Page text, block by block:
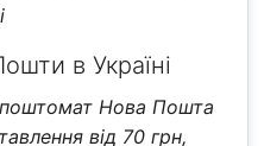
в Україні
Нова Пошта
від 70 грн,